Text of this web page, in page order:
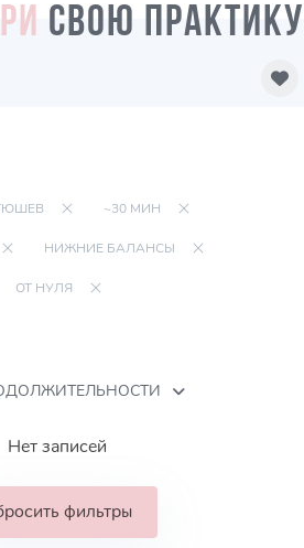
СВОЮ ПРАКТИКУ
~30 МИН
НИЖНИЕ БАЛАНСЫ
ОТ НУЛЯ
Нет записей
фильтры